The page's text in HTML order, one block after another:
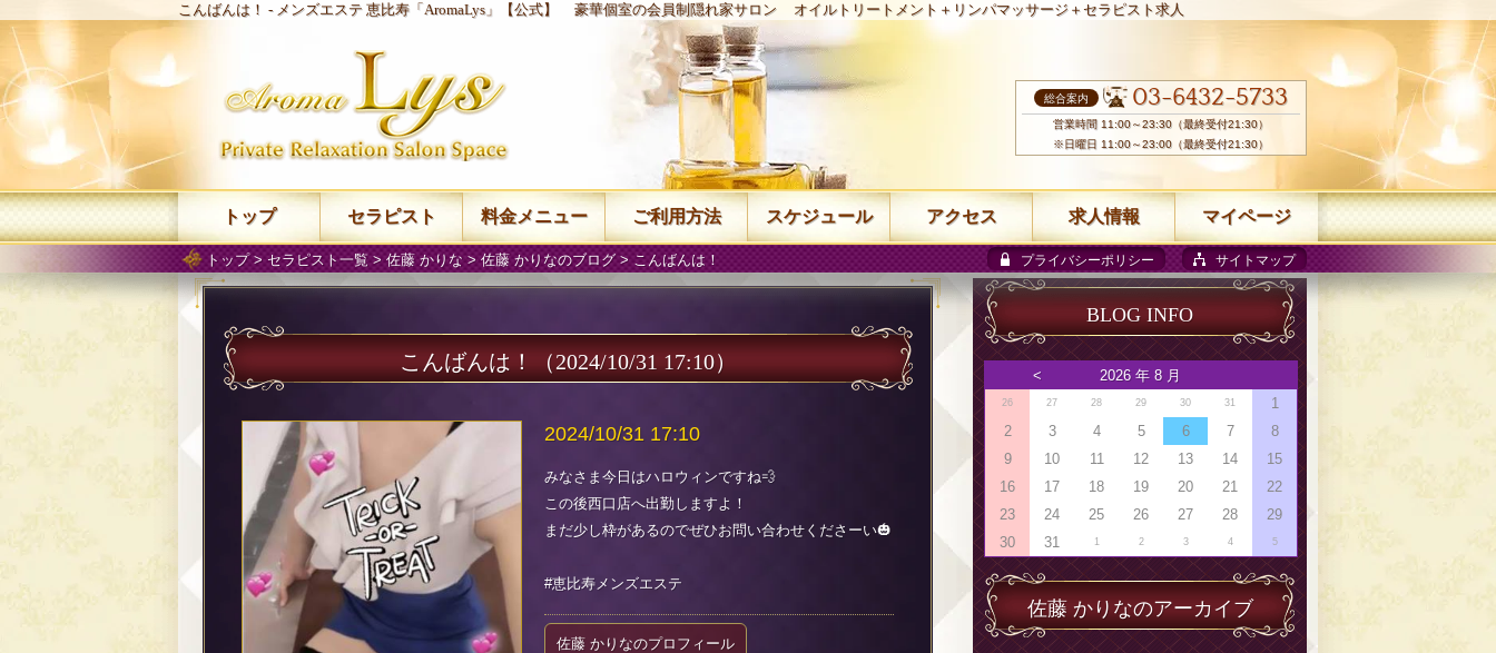
こんばんは！ - メンズエステ 恵比寿「AromaLys」【公式】 豪華個室の会員制隠れ家サロン オイルトリートメント＋リンパマッサージ＋セラピスト求人
トップ> セラピスト一覧>佐藤 かりな >佐藤 かりなのブログ> こんばんは！ プライバシーポリシー サイトマップ
こんばんは！ （2024/10/31 17:10）
2024/10/31 17:10
みなさま今日はハロウィンですね💨
この後西口店へ出勤しますよ！
まだ少し枠があるのでぜひお問い合わせくださーい🎃
#恵比寿メンズエステ
佐藤 かりなのプロフィール
BLOG INFO
< 2026 年 8 月
26 27 28 29 30 31
1
2
3 4 5 6 7
8
9
10 11 12 13 14
15
16
17 18 19 20 21
22
23
24 25 26 27 28
29
30
31 1 2 3 4 5
佐藤 かりなのアーカイブ
総合案内 03-6432-5733
営業時間 11:00～23:30（最終受付21:30）
※日曜日 11:00～23:00（最終受付21:30）
トップ セラピスト 料金メニュー ご利用方法 スケジュール アクセス 求人情報 マイページ